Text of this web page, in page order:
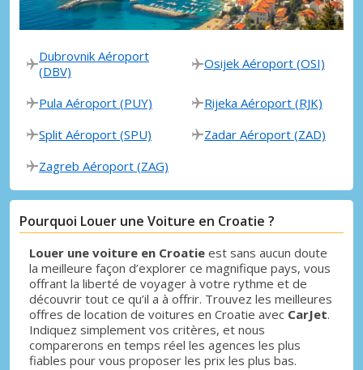
Dubrovnik Aéroport
(DBV)
Osijek Aéroport (OSI)
Pula Aéroport (PUY)
Rijeka Aéroport (RJK)
Split Aéroport (SPU)
Zadar Aéroport (ZAD)
Zagreb Aéroport (ZAG)
Pourquoi Louer une Voiture en Croatie ?
Louer une voiture en Croatie est sans aucun doute
la meilleure façon d’explorer ce magnifique pays, vous
offrant la liberté de voyager à votre rythme et de
découvrir tout ce qu’il a à offrir. Trouvez les meilleures
offres de location de voitures en Croatie avec CarJet.
Indiquez simplement vos critères, et nous
comparerons en temps réel les agences les plus
fiables pour vous proposer les prix les plus bas.